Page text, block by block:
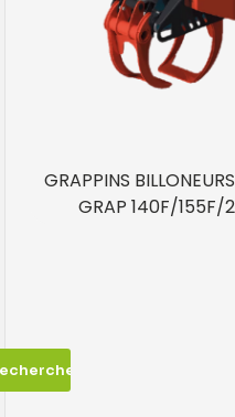
GRAPPINS
GRAP 140F/155F/